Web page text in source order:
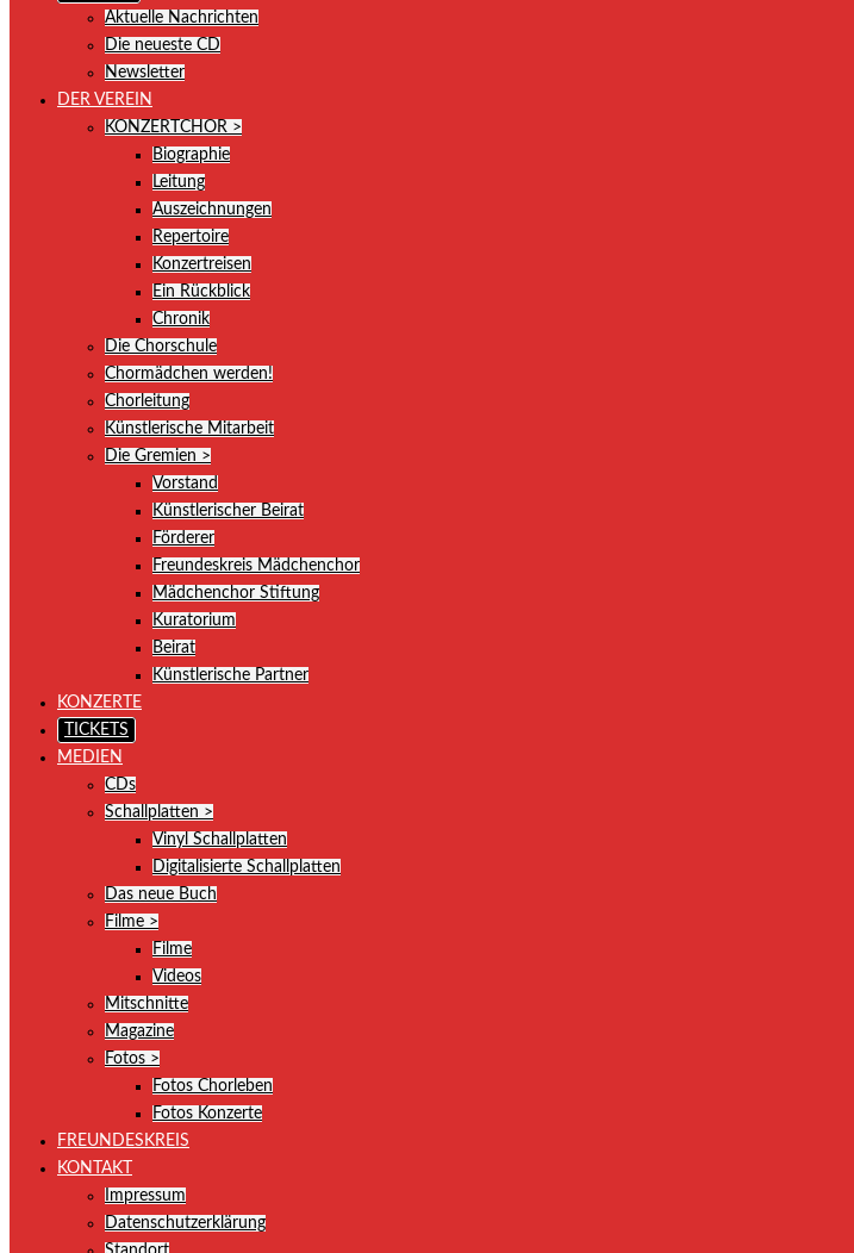
Aktuelle Nachrichten
Die neueste CD
Newsletter
DER VEREIN
KONZERTCHOR >
Biographie
Leitung
Auszeichnungen
Repertoire
Konzertreisen
Ein Rückblick
Chronik
Die Chorschule
Chormädchen werden!
Chorleitung
Künstlerische Mitarbeit
Die Gremien >
Vorstand
Künstlerischer Beirat
Förderer
Freundeskreis Mädchenchor
Mädchenchor Stiftung
Kuratorium
Beirat
Künstlerische Partner
KONZERTE
TICKETS
MEDIEN
CDs
Schallplatten >
Vinyl Schallplatten
Digitalisierte Schallplatten
Das neue Buch
Filme >
Filme
Videos
Mitschnitte
Magazine
Fotos >
Fotos Chorleben
Fotos Konzerte
FREUNDESKREIS
KONTAKT
Impressum
Datenschutzerklärung